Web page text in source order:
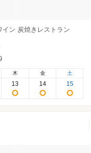
イン 炭焼きレストラン
木
13
金
14
土
15